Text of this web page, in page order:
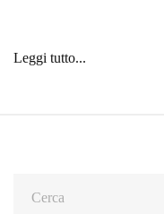
Leggi tutto...